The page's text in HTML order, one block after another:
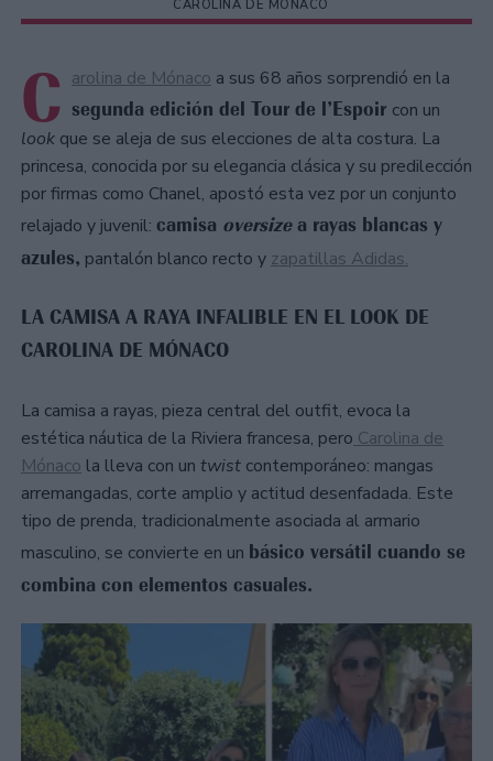
CAROLINA DE MÓNACO
C arolina de Mónaco a sus 68 años sorprendió en la
segunda edición del Tour de l’Espoir con un
look que se aleja de sus elecciones de alta costura. La
princesa, conocida por su elegancia clásica y su predilección
por firmas como Chanel, apostó esta vez por un conjunto
relajado y juvenil: camisa oversize a rayas blancas y
azules, pantalón blanco recto y zapatillas Adidas.
LA CAMISA A RAYA INFALIBLE EN EL LOOK DE
CAROLINA DE MÓNACO
La camisa a rayas, pieza central del outfit, evoca la
estética náutica de la Riviera francesa, pero Carolina de
Mónaco la lleva con un twist contemporáneo: mangas
arremangadas, corte amplio y actitud desenfadada. Este
tipo de prenda, tradicionalmente asociada al armario
masculino, se convierte en un básico versátil cuando se
combina con elementos casuales.